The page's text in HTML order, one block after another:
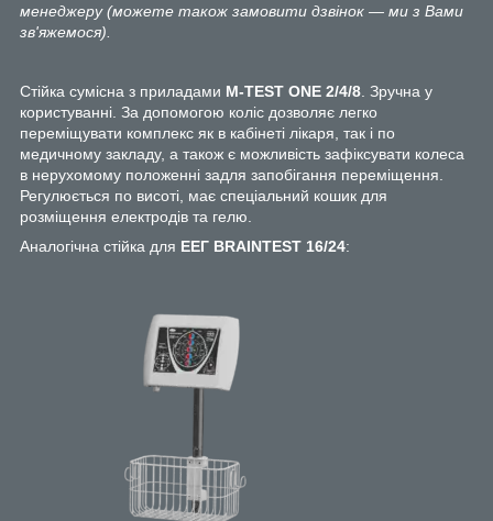
менеджеру (можете також замовити дзвінок — ми з Вами
зв'яжемося).
Стійка сумісна з приладами M-TEST ONE 2/4/8 . Зручна у
користуванні. За допомогою коліс дозволяє легко
переміщувати комплекс як в кабінеті лікаря, так і по
медичному закладу, а також є можливість зафіксувати колеса
в нерухомому положенні задля запобігання переміщення.
Регулюється по висоті, має спеціальний кошик для
розміщення електродів та гелю.
Аналогічна стійка для ЕЕГ BRAINTEST 16/24: